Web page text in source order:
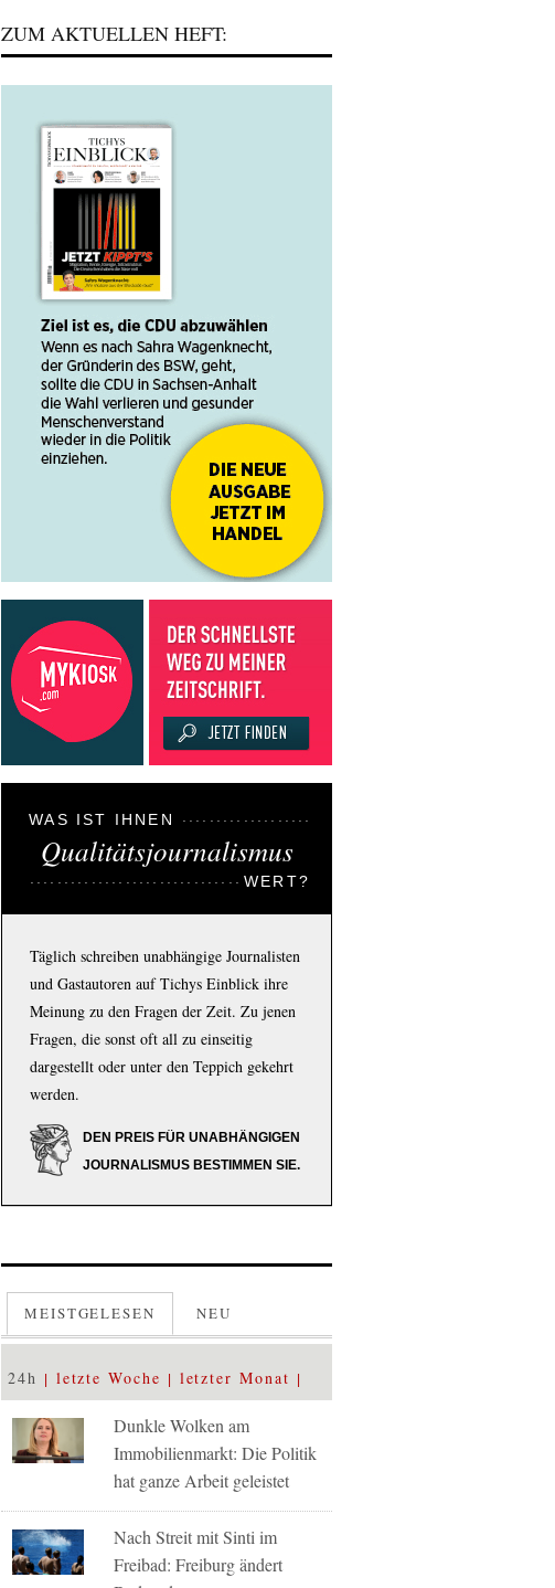
ZUM AKTUELLEN HEFT:
WAS IST IHNEN
Qualitätsjournalismus
WERT?
Täglich schreiben unabhängige Journalisten
und Gastautoren auf Tichys Einblick ihre
Meinung zu den Fragen der Zeit. Zu jenen
Fragen, die sonst oft all zu einseitig
dargestellt oder unter den Teppich gekehrt
werden.
DEN PREIS FÜR UNABHÄNGIGEN
JOURNALISMUS BESTIMMEN SIE.
MEISTGELESEN NEU
24h letzte Woche letzter Monat
Dunkle Wolken am
Immobilienmarkt: Die Politik
hat ganze Arbeit geleistet
Nach Streit mit Sinti im
Freibad: Freiburg ändert